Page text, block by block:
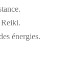
Reiki.
énergies.